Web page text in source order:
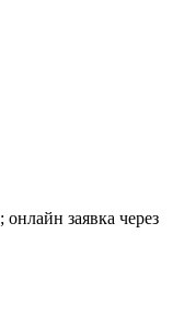
заявка через